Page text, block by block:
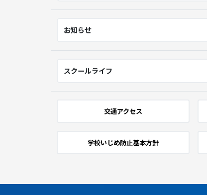
お知らせ
スクールライフ
交通アクセス
学校いじめ防止基本方針